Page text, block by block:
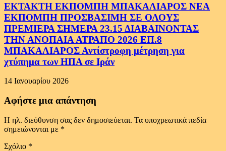
ΕΚΤΑΚΤΗ ΕΚΠΟΜΠΗ ΜΠΑΚΑΛΙΑΡΟΣ ΝΕΑ
ΕΚΠΟΜΠΗ ΠΡΟΣΒΑΣΙΜΗ ΣΕ ΟΛΟΥΣ
ΠΡΕΜΙΕΡΑ ΣΗΜΕΡΑ 23.15 ΔΙΑΒΑΙΝΟΝΤΑΣ
ΤΗΝ ΑΝΟΠΑΙΑ ΑΤΡΑΠΟ 2026 ΕΠ.8
ΜΠΑΚΑΛΙΑΡΟΣ Αντίστροφη μέτρηση για
χτύπημα των ΗΠΑ σε Ιράν
14 Ιανουαρίου 2026
Αφήστε μια απάντηση
Η ηλ. διεύθυνση σας δεν δημοσιεύεται. Τα υποχρεωτικά πεδία
σημειώνονται με *
Σχόλιο *